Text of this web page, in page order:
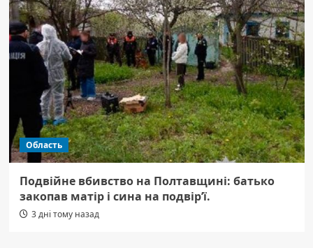
Область
Подвійне вбивство на Полтавщині: батько
закопав матір і сина на подвір’ї.
3 дні тому назад